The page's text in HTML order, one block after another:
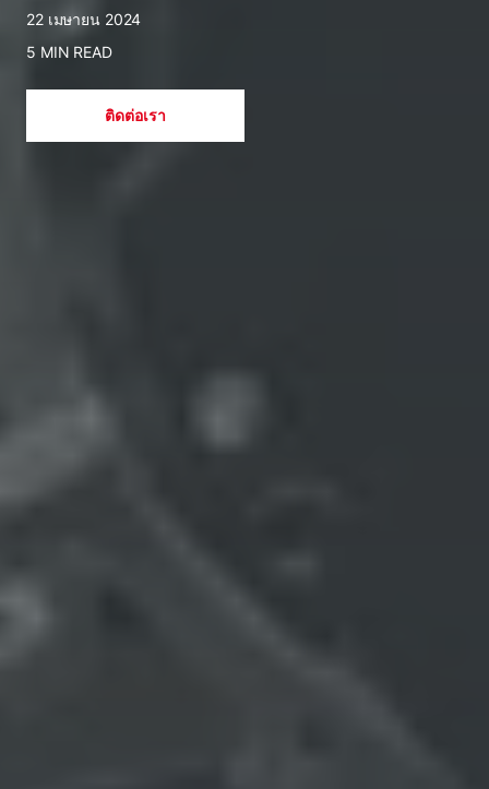
22 เมษายน 2024
5 MIN READ
ติดต่อเรา